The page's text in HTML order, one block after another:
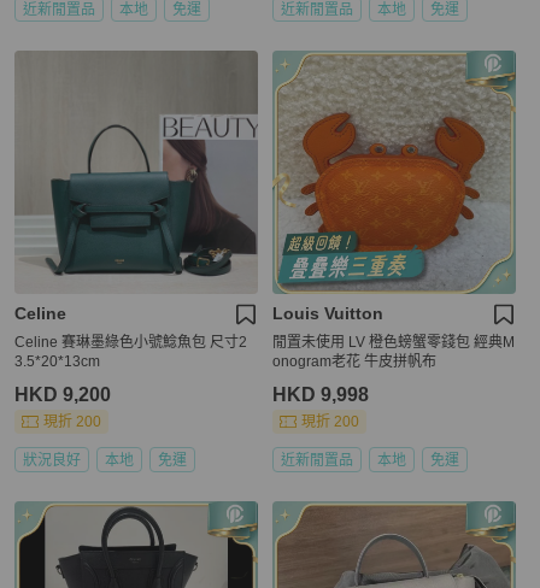
近新閒置品 本地 免運 近新閒置品 本地 免運
Celine
Celine 賽琳墨綠色小號鯰魚包 尺寸2
3.5*20*13cm
HKD 9,200
現折 200
狀況良好 本地 免運
Louis Vuitton
閒置未使用 LV 橙色螃蟹零錢包 經典M
onogram老花 牛皮拼帆布
HKD 9,998
現折 200
近新閒置品 本地 免運